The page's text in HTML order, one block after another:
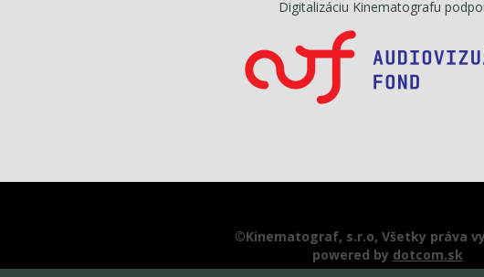
Digitalizáciu Kinematografu
©Kinematograf, s.r.o, Všetky práva
powered by dotcom.sk